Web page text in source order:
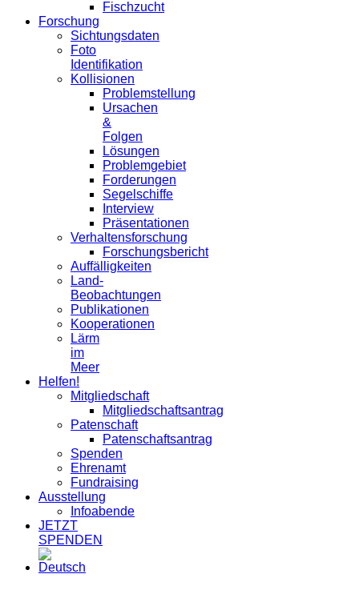
Fischzucht
Forschung
Sichtungsdaten
Foto
Identifikation
Kollisionen
Problemstellung
Ursachen
&
Folgen
Lösungen
Problemgebiet
Forderungen
Segelschiffe
Interview
Präsentationen
Verhaltensforschung
Forschungsbericht
Auffälligkeiten
Land-
Beobachtungen
Publikationen
Kooperationen
Lärm
im
Meer
Helfen!
Mitgliedschaft
Mitgliedschaftsantrag
Patenschaft
Patenschaftsantrag
Spenden
Ehrenamt
Fundraising
Ausstellung
Infoabende
JETZT
SPENDEN